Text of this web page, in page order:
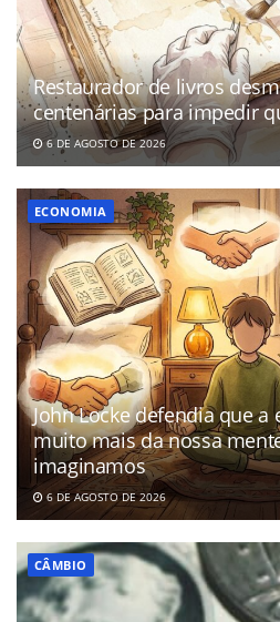
Restaurador de livros
centenárias para impedir
6 DE AGOSTO DE 2026
ECONOMIA
John Locke defendia que
muito mais da nossa
imaginamos
6 DE AGOSTO DE 2026
CÂMBIO